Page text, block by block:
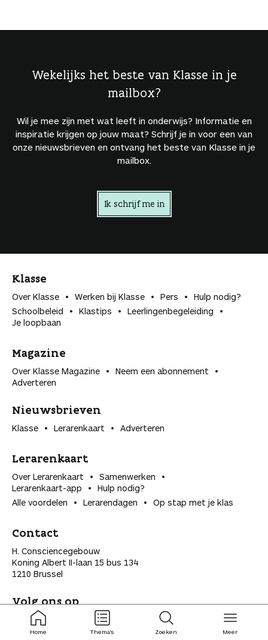
Home Thema's
ingeklapt
Zoeken
Meer
Wekelijks het beste van Klasse in je
mailbox?
Wil je mee zijn met wat leeft in onderwijs? Informatie en
inspiratie krijgen op jouw maat? Schrijf je in voor een van
onze nieuwsbrieven en ontvang het beste van Klasse in je
mailbox.
Ik schrijf me in
Klasse
Over Klasse Werken bij Klasse Pers
Hulp nodig?
Schoolbeleid
Klastips
Leerlingen­begeleiding
Je loopbaan
Magazine
Over Klasse Magazine
Neem een abonnement
Adverteren
Nieuwsbrieven
Klasse Lerarenkaart Adverteren
Lerarenkaart
Over Lerarenkaart
Samenwerken
Lerarenkaart-app
Hulp nodig?
Alle voordelen
Lerarendagen Op stap met je klas
Contact
H. Consciencegebouw
Koning Albert II-laan 15 bus 134
1210 Brussel
Volg ons op